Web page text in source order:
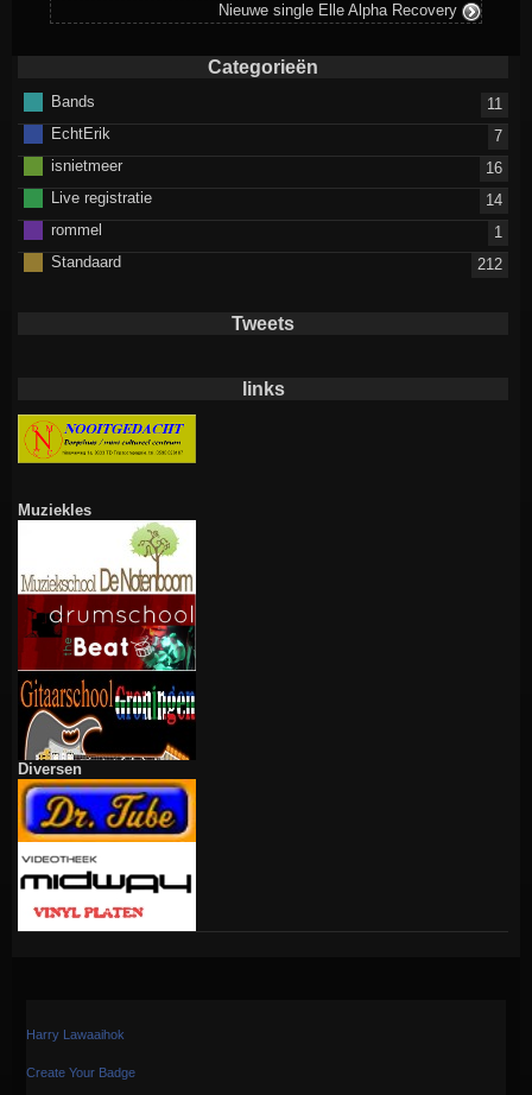
Nieuwe single Elle Alpha Recovery
Categorieën
Bands
11
EchtErik
7
isnietmeer
16
Live registratie
14
rommel
1
Standaard
212
Tweets
links
Muziekles
Diversen
Harry Lawaaihok
Create Your Badge